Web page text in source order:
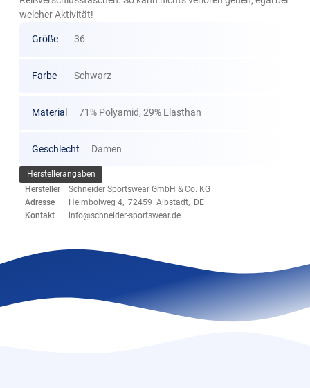
welcher Aktivität!
Größe 36
Farbe Schwarz
Material 71% Polyamid, 29% Elasthan
Geschlecht Damen
Herstellerangaben
Hersteller
Schneider Sportswear GmbH & Co. KG
Adresse
Heimbolweg 4, 72459 Albstadt, DE
Kontakt
info@schneider-sportswear.de